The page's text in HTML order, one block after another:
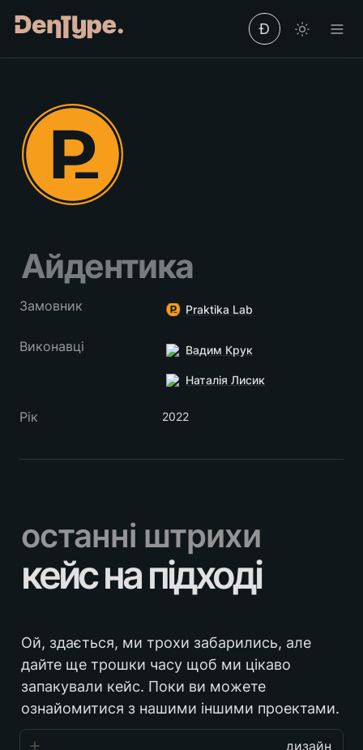
Ð
Айдентика
Замовник Praktika Lab
Виконавці Вадим Крук
Наталія Лисик
Рік 2022
останні штрихи
кейс на підході
Ой, здається, ми трохи забарились, але
дайте ще трошки часу щоб ми цікаво
запакували кейс. Поки ви можете
ознайомитися з нашими іншими проектами.
дизайн